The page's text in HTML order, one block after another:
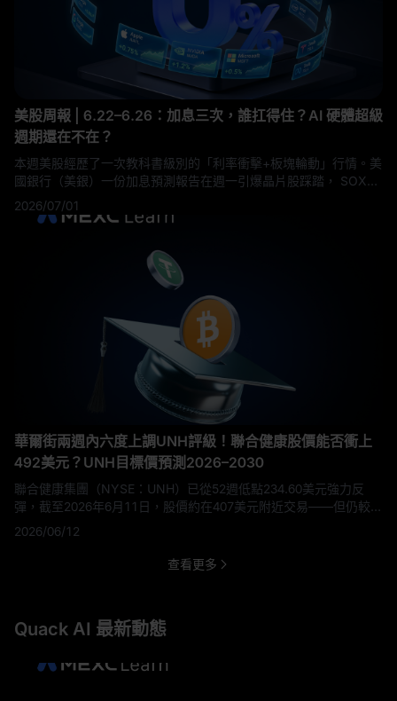
美股周報 | 6.22–6.26：加息三次，誰扛得住？AI 硬體超級
週期還在不在？
本週美股經歷了一次教科書級別的「利率衝擊+板塊輪動」行情。美
國銀行（美銀）一份加息預測報告在週一引爆晶片股踩踏， SOXX
單日暴跌 8%；但與此同時，美光科技（MU）交出了歷史上最亮眼
的一份 Q3 季報——營收 $414.6 億，大幅超出市場預期 16%。本
個資訊密度極高的交易週。 1. 本週核心宏觀事件：美國銀行加息炸
2026/07/01
華爾街兩週內六度上調UNH評級！聯合健康股價能否衝上
492美元？UNH目標價預測2026–2030
聯合健康集團（NYSE：UNH）已從52週低點234.60美元強力反
彈，截至2026年6月11日，股價約在407美元附近交易——但仍較
2024年11月603.20美元的歷史高點低約32%。 2026年5月底至6月
初，六大機構相繼上調UNH目標價：Bernstein於5月27日率先設下
492美元的上限，隨後摩根士丹利調至453美元，美銀調至450美
2026/06/12
查看更多
Quack AI 最新動態